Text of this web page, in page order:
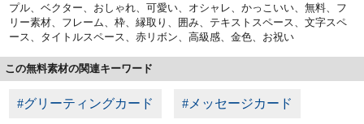
プル、ベクター、おしゃれ、可愛い、オシャレ、かっこいい、無料、フ
リー素材、フレーム、枠、縁取り、囲み、テキストスペース、文字スペ
ース、タイトルスペース、赤リボン、高級感、金色、お祝い
この無料素材の関連キーワード
#グリーティングカード #メッセージカード